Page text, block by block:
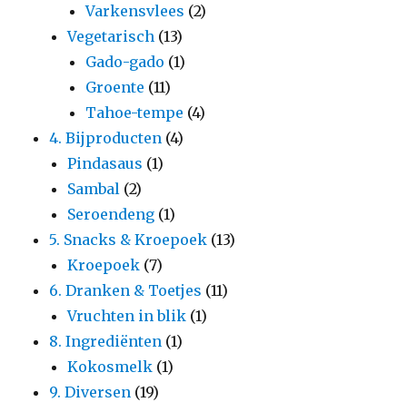
Varkensvlees (2)
Vegetarisch (13)
Gado-gado (1)
Groente (11)
Tahoe-tempe (4)
4. Bijproducten (4)
Pindasaus (1)
Sambal (2)
Seroendeng (1)
5. Snacks & Kroepoek (13)
Kroepoek (7)
6. Dranken & Toetjes (11)
Vruchten in blik (1)
8. Ingrediënten (1)
Kokosmelk (1)
9. Diversen (19)